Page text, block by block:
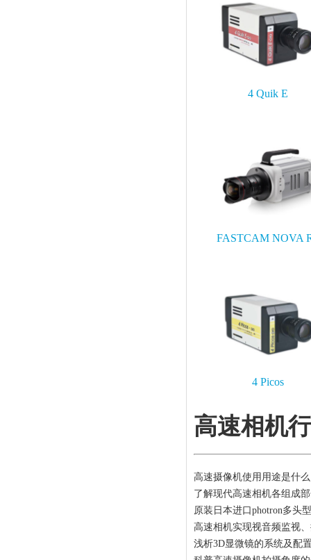
4 Quik E
FASTCAM NOVA
4 Picos
高速相机
高速摄像机使用用途是什
了解现代高速相机各组成
原装日本进口photron多头
高速相机实现视音频监视
浅析3D显微镜的系统及配